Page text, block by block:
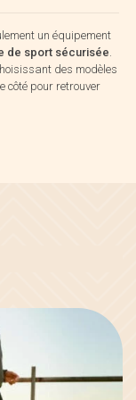
un équipement
de sport sécurisée.
des modèles
côté pour retrouver